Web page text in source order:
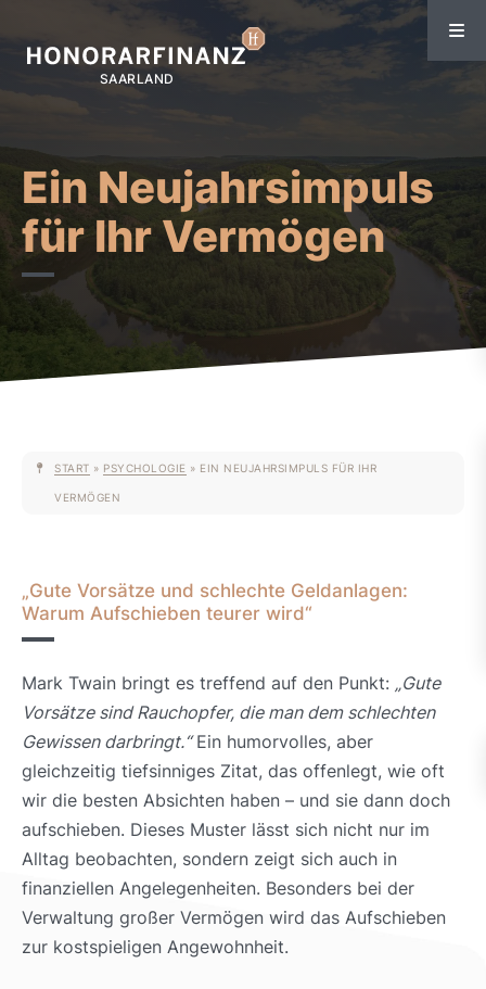
Ein Neujahrsimpuls
für Ihr Vermögen
START » PSYCHOLOGIE » EIN NEUJAHRSIMPULS FÜR IHR
VERMÖGEN
„Gute Vorsätze und schlechte Geldanlagen:
Warum Aufschieben teurer wird“
Mark Twain bringt es treffend auf den Punkt: „Gute
Vorsätze sind Rauchopfer, die man dem schlechten
Gewissen darbringt.“Ein humorvolles, aber
gleichzeitig tiefsinniges Zitat, das offenlegt, wie oft
wir die besten Absichten haben – und sie dann doch
aufschieben. Dieses Muster lässt sich nicht nur im
Alltag beobachten, sondern zeigt sich auch in
finanziellen Angelegenheiten. Besonders bei der
Verwaltung großer Vermögen wird das Aufschieben
zur kostspieligen Angewohnheit.